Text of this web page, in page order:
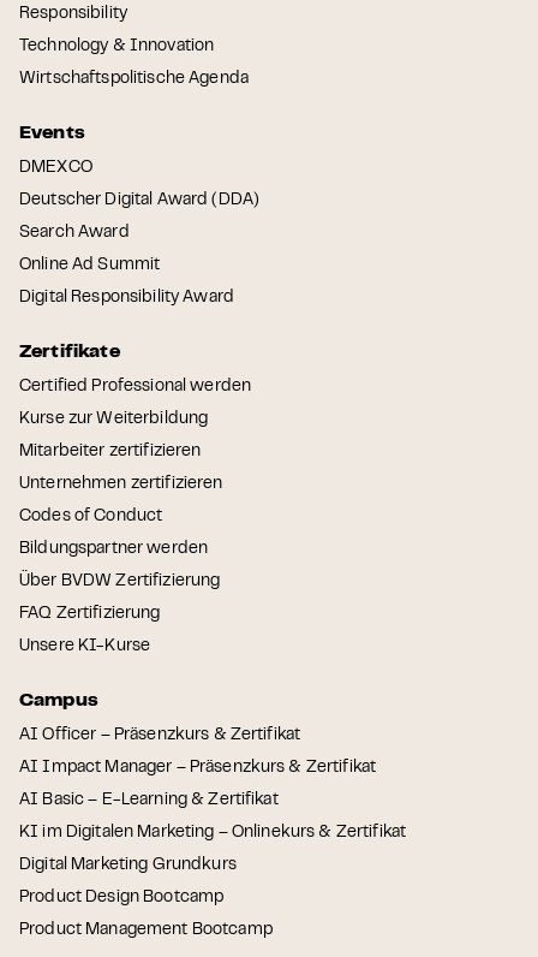
Responsibility
Technology & Innovation
Wirtschaftspolitische Agenda
Events
DMEXCO
Deutscher Digital Award (DDA)
Search Award
Online Ad Summit
Digital Responsibility Award
Zertifikate
Certified Professional werden
Kurse zur Weiterbildung
Mitarbeiter zertifizieren
Unternehmen zertifizieren
Codes of Conduct
Bildungspartner werden
Über BVDW Zertifizierung
FAQ Zertifizierung
Unsere KI-Kurse
Campus
AI Officer – Präsenzkurs & Zertifikat
AI Impact Manager – Präsenzkurs & Zertifikat
AI Basic – E-Learning & Zertifikat
KI im Digitalen Marketing – Onlinekurs & Zertifikat
Digital Marketing Grundkurs
Product Design Bootcamp
Product Management Bootcamp